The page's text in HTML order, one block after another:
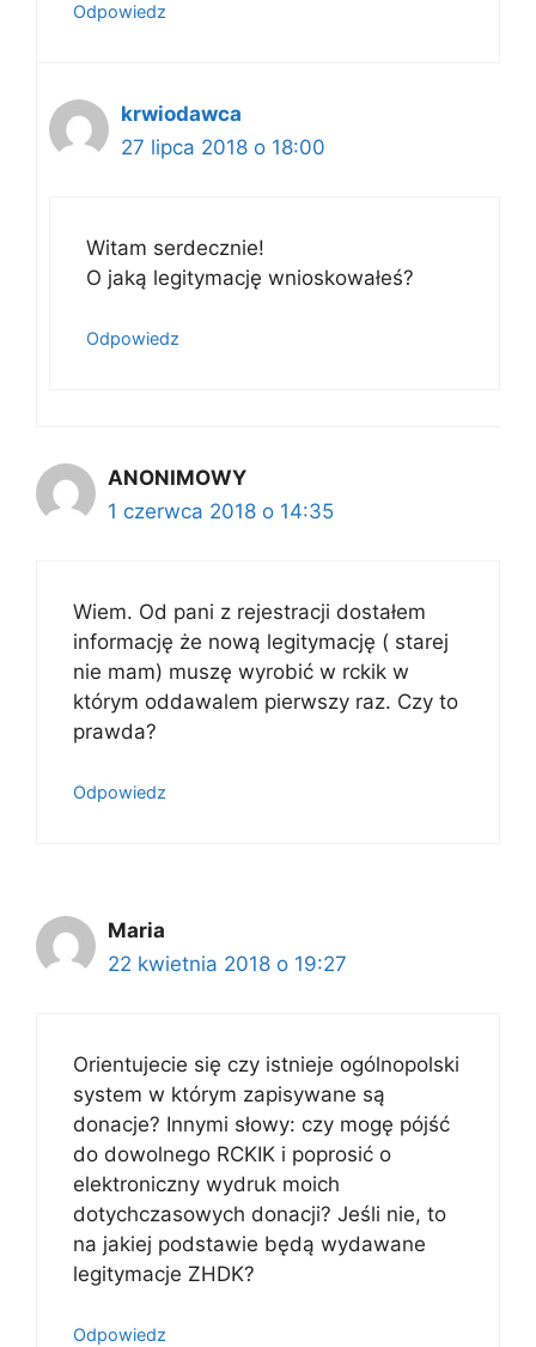
Odpowiedz
krwiodawca
27 lipca 2018 o 18:00
Witam serdecznie!
O jaką legitymację wnioskowałeś?
Odpowiedz
ANONIMOWY
1 czerwca 2018 o 14:35
Wiem. Od pani z rejestracji dostałem
informację że nową legitymację ( starej
nie mam) muszę wyrobić w rckik w
którym oddawalem pierwszy raz. Czy to
prawda?
Odpowiedz
Maria
22 kwietnia 2018 o 19:27
Orientujecie się czy istnieje ogólnopolski
system w którym zapisywane są
donacje? Innymi słowy: czy mogę pójść
do dowolnego RCKIK i poprosić o
elektroniczny wydruk moich
dotychczasowych donacji? Jeśli nie, to
na jakiej podstawie będą wydawane
legitymacje ZHDK?
Odpowiedz